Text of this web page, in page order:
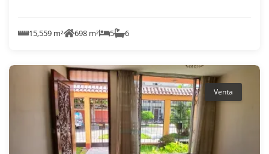
15,559 m² 698 m² 5 6
Venta